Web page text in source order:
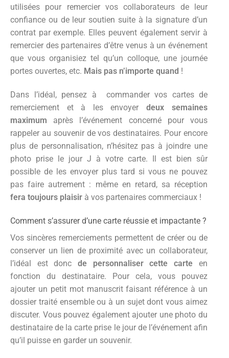
utilisées pour remercier vos collaborateurs de leur
confiance ou de leur soutien suite à la signature d’un
contrat par exemple. Elles peuvent également servir à
remercier des partenaires d’être venus à un événement
que vous organisiez tel qu’un colloque, une journée
portes ouvertes, etc. Mais pas n’importe quand !
Dans l’idéal, pensez à commander vos cartes de
remerciement et à les envoyer deux semaines
maximum après l’événement concerné pour vous
rappeler au souvenir de vos destinataires. Pour encore
plus de personnalisation, n’hésitez pas à joindre une
photo prise le jour J à votre carte. Il est bien sûr
possible de les envoyer plus tard si vous ne pouvez
pas faire autrement : même en retard, sa réception
fera toujours plaisir à vos partenaires commerciaux !
Comment s’assurer d’une carte réussie et impactante ?
Vos sincères remerciements permettent de créer ou de
conserver un lien de proximité avec un collaborateur,
l’idéal est donc de personnaliser cette carte en
fonction du destinataire. Pour cela, vous pouvez
ajouter un petit mot manuscrit faisant référence à un
dossier traité ensemble ou à un sujet dont vous aimez
discuter. Vous pouvez également ajouter une photo du
destinataire de la carte prise le jour de l’événement afin
qu’il puisse en garder un souvenir.